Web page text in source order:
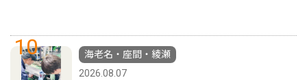
10
海老名・座間・綾瀬
2026.08.07